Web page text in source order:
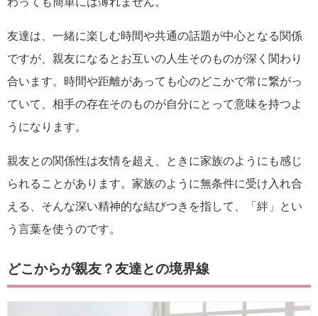
友達は、一緒に楽しむ時間や共通の話題が中心となる関係
ですが、親友になるとお互いの人生そのものが深く関わり
合います。時間や距離があっても心のどこかで常に繋がっ
ていて、相手の存在そのものが自分にとって意味を持つよ
うになります。
親友との関係性は友情を超え、ときに家族のようにも感じ
られることがあります。家族のように無条件に受け入れ合
える、そんな深い精神的な結びつきを指して、「絆」とい
う言葉を使うのです。
どこからが親友？友達との境界線